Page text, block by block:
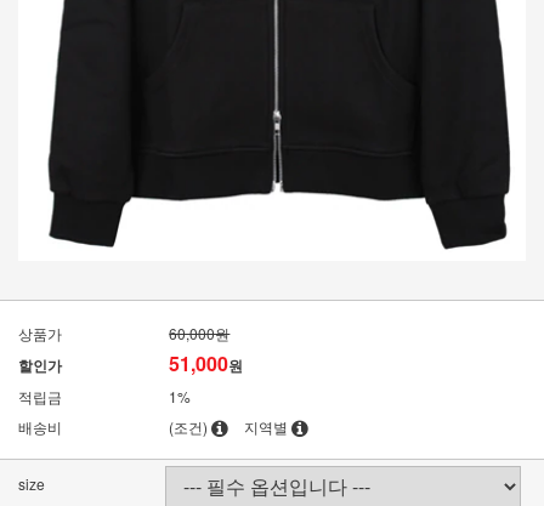
상품가 60,000원
할인가 51,000원
적립금
1%
배송비
(조건) 지역별
size